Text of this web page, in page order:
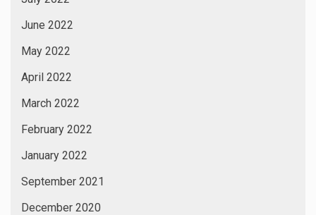
June 2022
May 2022
April 2022
March 2022
February 2022
January 2022
September 2021
December 2020